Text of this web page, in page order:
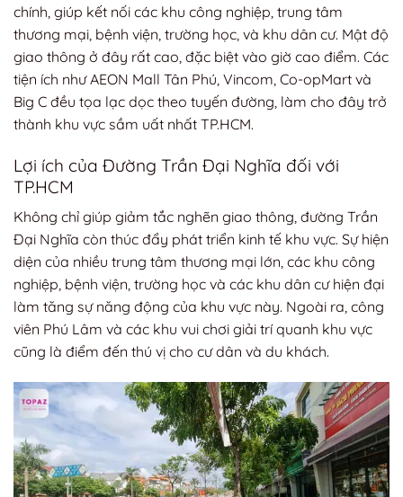
chính, giúp kết nối các khu công nghiệp, trung tâm
thương mại, bệnh viện, trường học, và khu dân cư. Mật độ
giao thông ở đây rất cao, đặc biệt vào giờ cao điểm. Các
tiện ích như AEON Mall Tân Phú, Vincom, Co-opMart và
Big C đều tọa lạc dọc theo tuyến đường, làm cho đây trở
thành khu vực sầm uất nhất TP.HCM.
Lợi ích của Đường Trần Đại Nghĩa đối với
TP.HCM
Không chỉ giúp giảm tắc nghẽn giao thông, đường Trần
Đại Nghĩa còn thúc đẩy phát triển kinh tế khu vực. Sự hiện
diện của nhiều trung tâm thương mại lớn, các khu công
nghiệp, bệnh viện, trường học và các khu dân cư hiện đại
làm tăng sự năng động của khu vực này. Ngoài ra, công
viên Phú Lâm và các khu vui chơi giải trí quanh khu vực
cũng là điểm đến thú vị cho cư dân và du khách.